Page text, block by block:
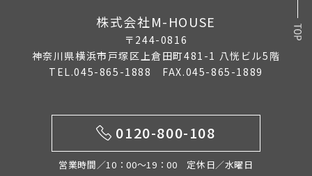
株式会社M-HOUSE
〒244-0816
神奈川県横浜市戸塚区上倉田町481-1 八恍ビル5階
TEL.045-865-1888 FAX.045-865-1889
0120-800-108
営業時間／10：00〜19：00 定休日／水曜日